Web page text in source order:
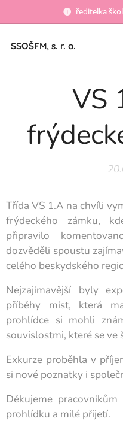
ředitelka
SSOŠFM, s. r. o.
VS
Třída VS 1.A na chvíli
frýdeckého zámku,
připravilo
dozvěděli spoustu
celého beskydského
Nejzajímavější byly
příběhy míst, která
prohlídce si mohli
souvislostmi, které se ve
Exkurze proběhla v
si nové poznatky i
Děkujeme
prohlídku a milé přijetí.